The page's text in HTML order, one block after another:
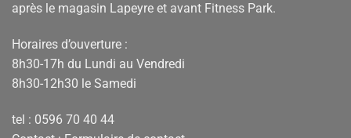
après le magasin Lapeyre et avant Fitness Park.
Horaires d’ouverture :
8h30-17h du Lundi au Vendredi
8h30-12h30 le Samedi
tel : 0596 70 40 44